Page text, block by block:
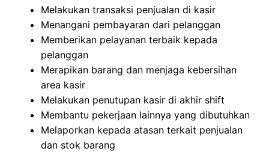
Melakukan transaksi penjualan di kasir
Menangani pembayaran dari pelanggan
Memberikan pelayanan terbaik kepada
pelanggan
Merapikan barang dan menjaga kebersihan
area kasir
Melakukan penutupan kasir di akhir shift
Membantu pekerjaan lainnya yang dibutuhkan
Melaporkan kepada atasan terkait penjualan
dan stok barang